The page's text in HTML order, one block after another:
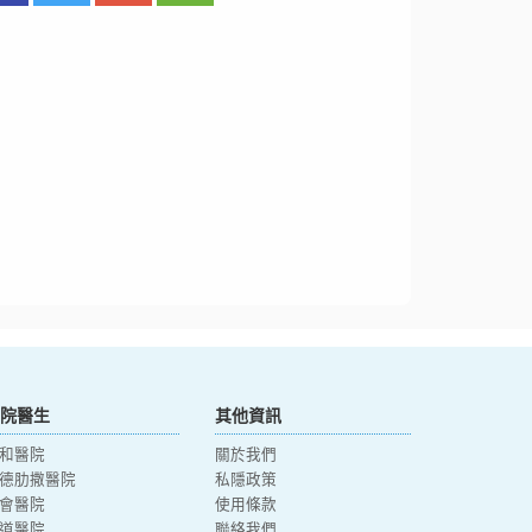
醫生
醫院
肋撒醫院
醫院
其他資訊
關於我們
私隱政策
使用條款